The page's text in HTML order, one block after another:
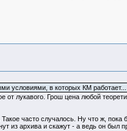
условиями, в которых КМ работает...
лукавого. Грош цена любой
часто случалось. Ну что ж,
из архива и скажут - а ведь он был